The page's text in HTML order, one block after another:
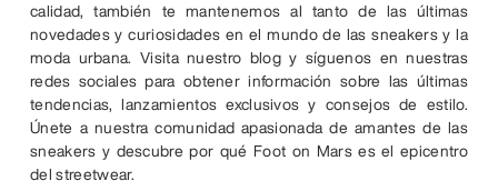
calidad, también te mantenemos al tanto de las últimas
novedades y curiosidades en el mundo de las sneakers y la
moda urbana. Visita nuestro blog y síguenos en nuestras
redes sociales para obtener información sobre las últimas
tendencias, lanzamientos exclusivos y consejos de estilo.
Únete a nuestra comunidad apasionada de amantes de las
sneakers y descubre por qué Foot on Mars es el epicentro
del streetwear.